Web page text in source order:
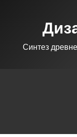
Синтез